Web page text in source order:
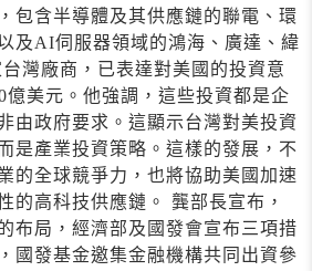
包含半導體及其供應鏈的聯電、環
及AI伺服器領域的鴻海、廣達、緯
灣廠商，已表達對美國的投資意
億美元。他強調，這些投資都是企
由政府要求。這顯示台灣對美投資
是產業投資策略。這樣的發展，不
的全球競爭力，也將協助美國加速
的高科技供應鏈。 龔部長宣布，
布局，經濟部及國發會宣布三項措
國發基金邀集金融機構共同出資參